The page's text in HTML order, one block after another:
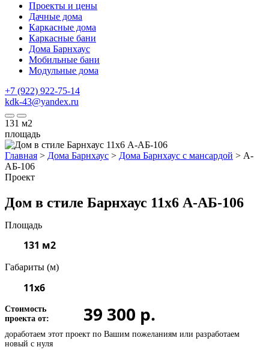
Проекты и цены
Дачные дома
Каркасные дома
Каркасные бани
Дома Барнхаус
Мобильные бани
Модульные дома
+7 (922) 922-75-14
kdk-43@yandex.ru
131 м2
площадь
Главная > Дома Барнхаус > Дома Барнхаус с мансардой > А-
АБ-106
Проект
Дом в стиле Барнхаус 11x6 А-АБ-106
Площадь
131 м2
Габариты (м)
11x6
Стоимость
проекта от:
39 300 р.
доработаем этот проект по Вашим пожеланиям или разработаем
новый с нуля